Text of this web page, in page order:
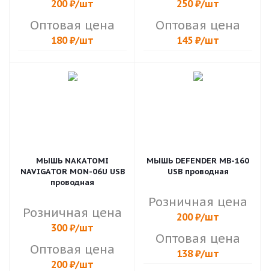
200₽/шт
Оптовая цена
180₽/шт
250₽/шт
Оптовая цена
145 ₽/шт
МЫШЬ NAKATOMI
NAVIGATOR MON-06U USB
проводная
Розничная цена
300₽/шт
Оптовая цена
200₽/шт
МЫШЬ DEFENDER MB-160
USB проводная
Розничная цена
200₽/шт
Оптовая цена
138₽/шт